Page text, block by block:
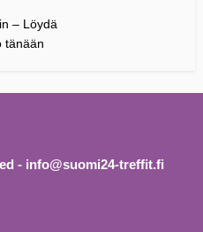
- info@suomi24-treffit.fi